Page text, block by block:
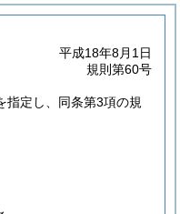
平成18年8月1日
規則第60号
指定し、同条第3項の規